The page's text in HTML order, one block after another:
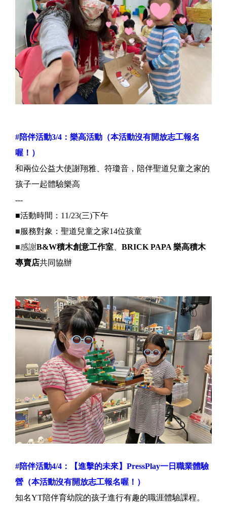
#陪伴活動3/4： 樂高活動（本活動沒有開放志工報名
喔！）
和兩位公益大使謝翔雅、符瓊音，陪伴聖道兒童之家的
孩子一起體驗樂高
---
■活動時間：11/23(三)下午
■服務對象：聖道兒童之家14位孩童
■感謝B&W積木創意工作室、 BRICK PAPA 樂高積木
專賣店共同協辦
#陪伴活動4/4：【進擊的未來】PressPlay一日職業體驗
營 （本活動沒有開放志工報名喔！）
知名YT陪伴育幼院的孩子進行有趣的職涯體驗課程。